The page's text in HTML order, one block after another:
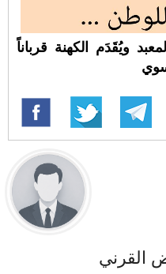
ويُقَدَم الكهنة قرباناً
القرني